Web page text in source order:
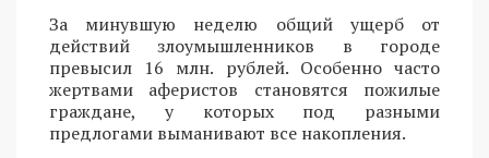
За минувшую неделю общий ущерб от
действий злоумышленников в городе
превысил 16 млн. рублей. Особенно часто
жертвами аферистов становятся пожилые
граждане, у которых под разными
предлогами выманивают все накопления.